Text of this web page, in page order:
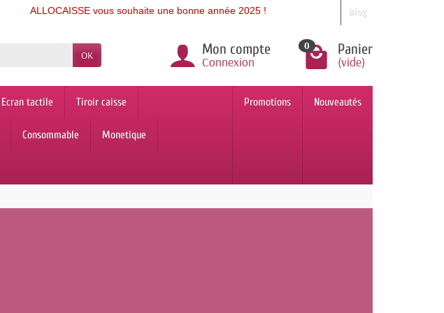
Blog
OK Mon compte
Connexion
0 Panier
(vide)
ALLOCAISSE vous souhaite une bonne année 2025 !
Ecran tactile Tiroir caisse
Consommable Monetique
Promotions Nouveautés